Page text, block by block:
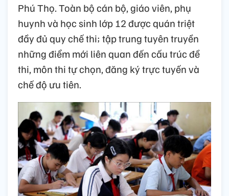
Phú Thọ. Toàn bộ cán bộ, giáo viên, phụ
huynh và học sinh lớp 12 được quán triệt
đầy đủ quy chế thi; tập trung tuyên truyền
những điểm mới liên quan đến cấu trúc đề
thi, môn thi tự chọn, đăng ký trực tuyến và
chế độ ưu tiên.